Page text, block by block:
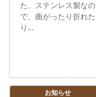
た。ステンレス製なの
で、曲がったり折れた
り...
お知らせ